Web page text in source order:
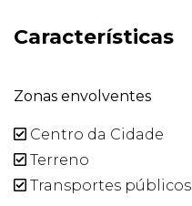
Características
Zonas envolventes
Centro da Cidade
Terreno
Transportes públicos